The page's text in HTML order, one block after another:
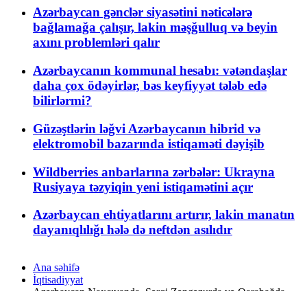
Azərbaycan gənclər siyasətini nəticələrə
bağlamağa çalışır, lakin məşğulluq və beyin
axını problemləri qalır
Azərbaycanın kommunal hesabı: vətəndaşlar
daha çox ödəyirlər, bəs keyfiyyət tələb edə
bilirlərmi?
Güzəştlərin ləğvi Azərbaycanın hibrid və
elektromobil bazarında istiqaməti dəyişib
Wildberries anbarlarına zərbələr: Ukrayna
Rusiyaya təzyiqin yeni istiqamətini açır
Azərbaycan ehtiyatlarını artırır, lakin manatın
dayanıqlılığı hələ də neftdən asılıdır
Ana səhifə
İqtisadiyyat